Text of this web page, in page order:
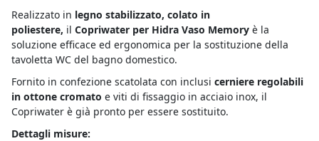
Realizzato in legno stabilizzato, colato in
poliestere, il Copriwater per Hidra Vaso Memoryè la
soluzione efficace ed ergonomica per la sostituzione della
tavoletta WC del bagno domestico.
Fornito in confezione scatolata con inclusi cerniere regolabili
in ottone cromato e viti di fissaggio in acciaio inox, il
Copriwater è già pronto per essere sostituito.
Dettagli misure: